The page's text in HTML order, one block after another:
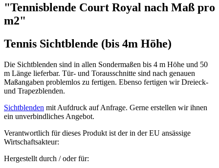
"Tennisblende Court Royal nach Maß pro
m2"
Tennis Sichtblende (bis 4m Höhe)
Die Sichtblenden sind in allen Sondermaßen bis 4 m Höhe und 50
m Länge lieferbar. Tür- und Torausschnitte sind nach genauen
Maßangaben problemlos zu fertigen. Ebenso fertigen wir Dreieck-
und Trapezblenden.
Sichtblenden mit Aufdruck auf Anfrage. Gerne erstellen wir ihnen
ein unverbindliches Angebot.
Verantwortlich für dieses Produkt ist der in der EU ansässige
Wirtschaftsakteur:
Hergestellt durch / oder für: